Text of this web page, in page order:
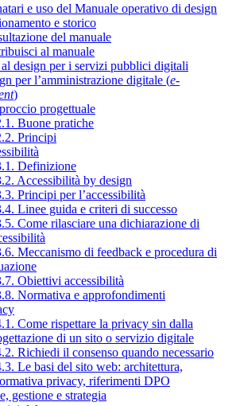
e uso del Manuale operativo di design
e storico
del manuale
al manuale
design per i servizi pubblici digitali
per l’amministrazione digitale (e-
)
progettuale
Buone pratiche
Principi
Definizione
Accessibilità by design
Principi per l’accessibilità
Linee guida e criteri di successo
Come rilasciare una dichiarazione di
Meccanismo di feedback e procedura di
Obiettivi accessibilità
Normativa e approfondimenti
Come rispettare la privacy sin dalla
di un sito o servizio digitale
Richiedi il consenso quando necessario
Le basi del sito web: architettura,
privacy, riferimenti DPO
gestione e strategia